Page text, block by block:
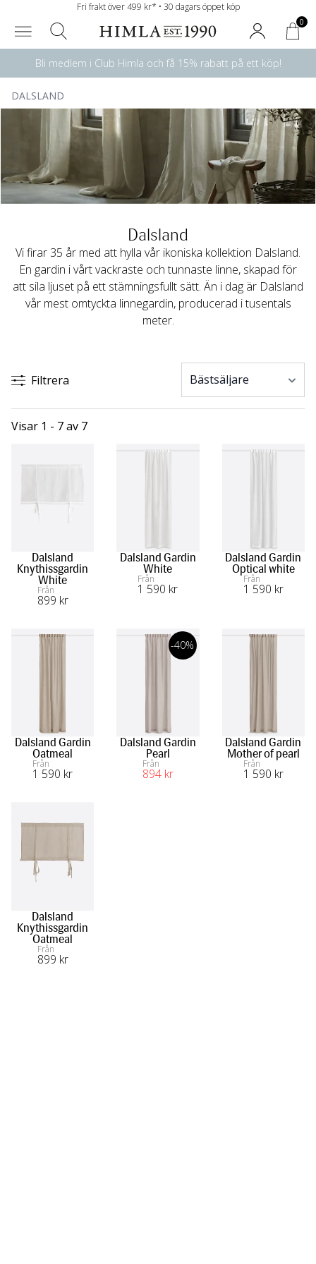
Fri frakt över 499 kr* • 30 dagars öppet köp
0
Bli medlem i Club Himla och få 15% rabatt på ett köp!
DALSLAND
Dalsland
Vi firar 35 år med att hylla vår ikoniska kollektion Dalsland.
En gardin i vårt vackraste och tunnaste linne, skapad för
att sila ljuset på ett stämningsfullt sätt. Än i dag är Dalsland
vår mest omtyckta linnegardin, producerad i tusentals
meter.
Filtrera
Visar 1 - 7 av 7
Dalsland
Knythissgardin
White
Från
899 kr
Dalsland Gardin
White
Från
1 590 kr
Dalsland Gardin
Optical white
Från
1 590 kr
Dalsland Gardin
Oatmeal
Från
1 590 kr
Dalsland Gardin
Pearl
Från
894 kr
-40%
Dalsland Gardin
Mother of pearl
Från
1 590 kr
Dalsland
Knythissgardin
Oatmeal
Från
899 kr